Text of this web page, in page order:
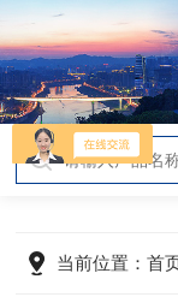
当前位置：首